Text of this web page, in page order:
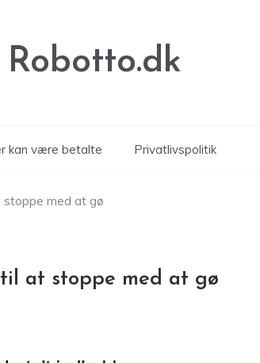
Robotto.dk
kan være betalte Privatlivspolitik
med at gø
at stoppe med at gø